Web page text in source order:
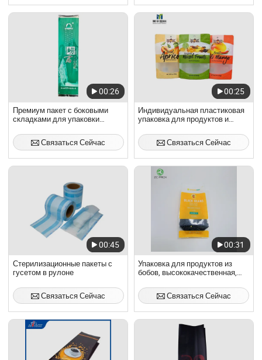
из мираторга
00:26
Премиум пакет с боковыми
складками для упаковки
Связаться Сейчас
00:25
Индивидуальная пластиковая
упаковка для продуктов и
Связаться Сейчас
00:45
Стерилизационные пакеты с
гусетом в рулоне
Связаться Сейчас
00:31
Упаковка для продуктов из
бобов, высококачественная,
композитная, прозрачная,
ламинированная,
боковыми складками
Связаться Сейчас